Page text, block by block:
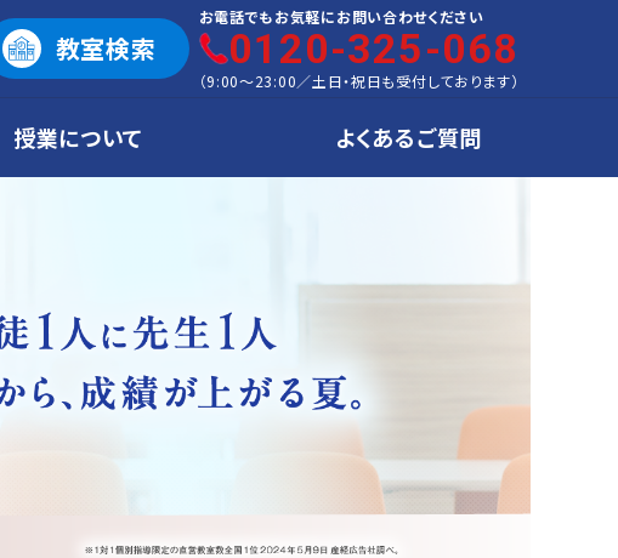
教室検索
お電話でもお気軽にお問い合わせください
0120-325-068
（9:00～23:00／土日・祝日も受付しております）
授業について よくあるご質問